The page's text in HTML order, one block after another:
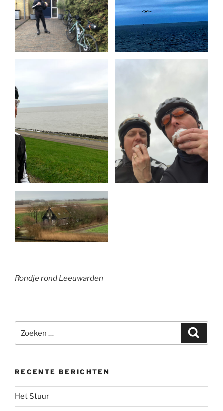
Rondje rond Leeuwarden
naar:
RECENTE BERICHTEN
Het Stuur